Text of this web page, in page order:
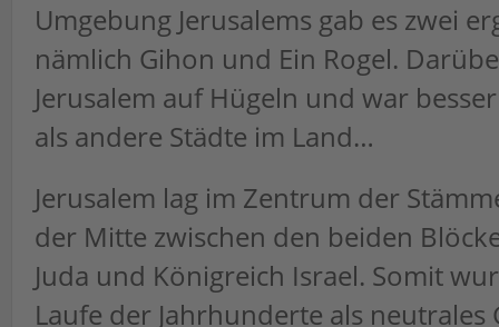
Umgebung Jerusalems gab es zwei
nämlich Gihon und Ein Rogel.
Jerusalem auf Hügeln und war
als andere Städte im Land…
Jerusalem lag im Zentrum der
der Mitte zwischen den beiden
Juda und Königreich Israel. Somit
Laufe der Jahrhunderte als neutrales